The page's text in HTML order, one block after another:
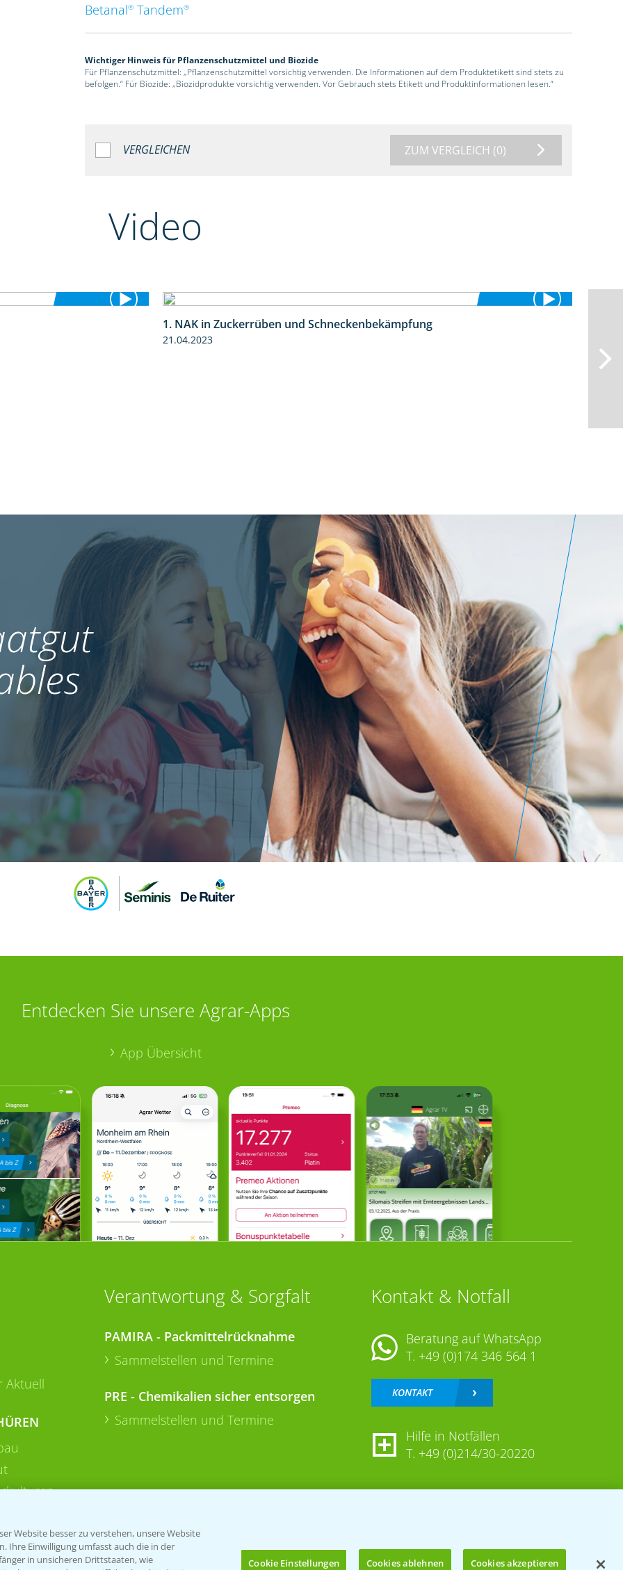
Betanal® Tandem®
Wichtiger Hinweis für Pflanzenschutzmittel und Biozide
Für Pflanzenschutzmittel: „Pflanzenschutzmittel vorsichtig verwenden. Die Informationen auf dem Produktetikett sind stets zu
befolgen.“ Für Biozide: „Biozidprodukte vorsichtig verwenden. Vor Gebrauch stets Etikett und Produktinformationen lesen.“
VERGLEICHEN ZUM VERGLEICH (0)
Video
1. NAK in Zuckerrüben und Schneckenbekämpfung
21.04.2023
Entdecken Sie unsere Agrar-Apps
App Übersicht
Aktuell
Verantwortung & Sorgfalt
PAMIRA - Packmittelrücknahme
Sammelstellen und Termine
PRE - Chemikalien sicher entsorgen
Sammelstellen und Termine
Kontakt & Notfall
Beratung auf WhatsApp
T. +49 (0)174 346 564 1
KONTAKT
Hilfe in Notfällen
T. +49 (0)214/30-20220
Website besser zu verstehen, unsere Website
Ihre Einwilligung umfasst auch die in der
in unsicheren Drittstaaten, wie
Cookie Einstellungen Cookies ablehnen Cookies akzeptieren